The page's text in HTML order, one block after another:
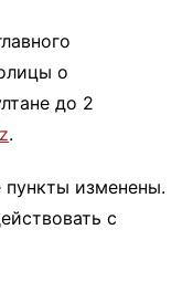
о
до 2
.
пункты изменены.
с